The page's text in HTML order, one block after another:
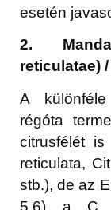
esetén
2.
reticulatae)
A
régóta
citrusfélét
reticulata,
stb.), de az
5.6) a C.